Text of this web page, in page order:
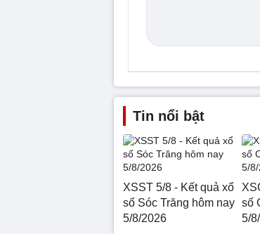
Tin nổi bật
XSST 5/8 - Kết quả xổ
số Sóc Trăng hôm nay
5/8/2026
số
5/